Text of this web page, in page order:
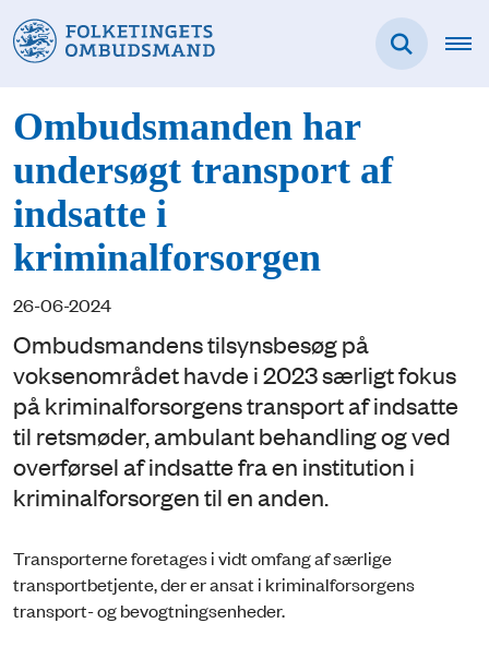
Ombudsmanden har
undersøgt transport af
indsatte i
kriminalforsorgen
26-06-2024
Ombudsmandens tilsynsbesøg på
voksenområdet havde i 2023 særligt fokus
på kriminalforsorgens transport af indsatte
til retsmøder, ambulant behandling og ved
overførsel af indsatte fra en institution i
kriminalforsorgen til en anden.
Transporterne foretages i vidt omfang af særlige
transportbetjente, der er ansat i kriminalforsorgens
transport- og bevogtningsenheder.